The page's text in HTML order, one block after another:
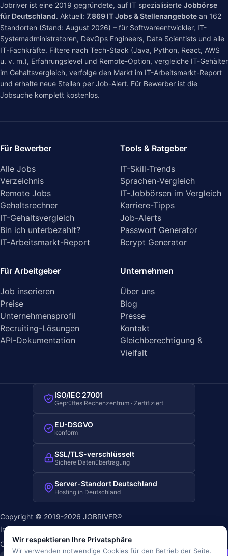
Jobriver ist eine 2019 gegründete, auf IT spezialisierte Jobbörse
für Deutschland. Aktuell: 7.869 IT Jobs & Stellenangebote an 162
Standorten (Stand: August 2026) – für Softwareentwickler, IT-
Systemadministratoren, DevOps Engineers, Data Scientists und alle
IT-Fachkräfte. Filtere nach Tech-Stack (Java, Python, React, AWS
u. v. m.), Erfahrungslevel und Remote-Option, vergleiche IT-Gehälter
im Gehaltsvergleich, verfolge den Markt im IT-Arbeitsmarkt-Report
und erhalte neue Stellen per Job-Alert. Für Bewerber ist die
Jobsuche komplett kostenlos.
Für Bewerber
Alle Jobs
Verzeichnis
Remote Jobs
Gehaltsrechner
IT-Gehaltsvergleich
Bin ich unterbezahlt?
IT-Arbeitsmarkt-Report
Tools & Ratgeber
IT-Skill-Trends
Sprachen-Vergleich
IT-Jobbörsen im Vergleich
Karriere-Tipps
Job-Alerts
Passwort Generator
Bcrypt Generator
Für Arbeitgeber
Job inserieren
Preise
Unternehmensprofil
Recruiting-Lösungen
API-Dokumentation
Unternehmen
Über uns
Blog
Presse
Kontakt
Gleichberechtigung &
Vielfalt
ISO/IEC 27001
Geprüftes Rechenzentrum · Zertifiziert
EU-DSGVO
konform
SSL/TLS-verschlüsselt
Sichere Datenübertragung
Server-Standort Deutschland
Hosting in Deutschland
Copyright © 2019-2026 JOBRIVER®
Impressum
Cookie-Richtlinie·Cookie-Einstellungen
SiSt JR
Wir respektieren Ihre Privatsphäre
Wir verwenden notwendige Cookies für den Betrieb der Seite.